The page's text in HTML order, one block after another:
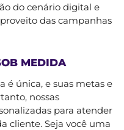
do cenário digital e
das campanhas
MEDIDA
é única, e suas metas e
nossas
para atender
cliente. Seja você uma